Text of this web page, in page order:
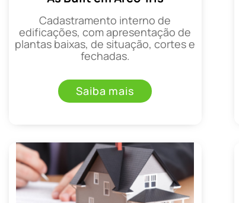
Cadastramento interno de
edificações, com apresentação de
plantas baixas, de situação, cortes e
fechadas.
Saiba mais